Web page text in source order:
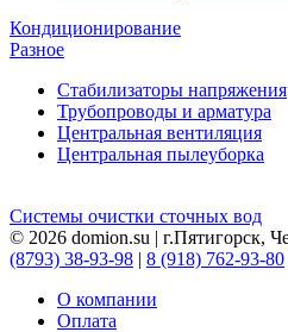
Кондиционирование
Разное
Стабилизаторы напряжения
Трубопроводы и арматура
Центральная вентиляция
Центральная пылеуборка
Системы очистки сточных вод
© 2026 domion.su | г.Пятигорск,
(8793) 38-93-98 | 8 (918) 762-93-80
О компании
Оплата